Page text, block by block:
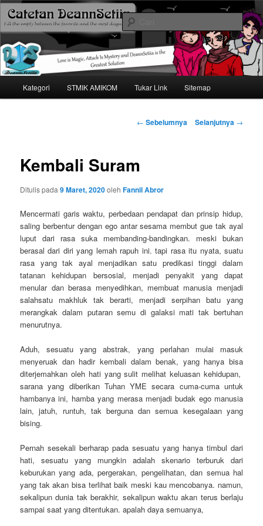
Catetan DS
Mari bermimpi dan ciptakan kehendak
Cari
Langsung
utama
Kategori STMIK AMIKOM Tukar Link Sitemap
Navigasi
← Sebelumnya Selanjutnya →
Kembali Suram
Ditulis pada9 Maret, 2020olehFannil Abror
Mencermati garis waktu, perbedaan pendapat dan prinsip hidup,
saling berbentur dengan ego antar sesama membut gue tak ayal
luput dari rasa suka membanding-bandingkan. meski bukan
berasal dari diri yang lemah rapuh ini. tapi rasa itu nyata, suatu
rasa yang tak ayal menjadikan satu predikasi tinggi dalam
tatanan kehidupan bersosial, menjadi penyakit yang dapat
menular dan berasa menyedihkan, membuat manusia menjadi
salahsatu makhluk tak berarti, menjadi serpihan batu yang
merangkak dalam putaran semu di galaksi mati tak bertuhan
menurutnya.
Aduh, sesuatu yang abstrak, yang perlahan mulai masuk
menyeruak dan hadir kembali dalam benak, yang hanya bisa
diterjemahkan oleh hati yang sulit melihat keluasan kehidupan,
sarana yang diberikan Tuhan YME secara cuma-cuma untuk
hambanya ini, hamba yang merasa menjadi budak ego manusia
lain, jatuh, runtuh, tak berguna dan semua kesegalaan yang
bising.
Pernah sesekali berharap pada sesuatu yang hanya timbul dari
hati, sesuatu yang mungkin adalah skenario terburuk dari
keburukan yang ada, pergerakan, pengelihatan, dan semua hal
yang tak akan bisa terlihat baik meski kau mencobanya. namun,
sekalipun dunia tak berakhir, sekalipun waktu akan terus berlaju
sampai saat yang ditentukan. apalah daya semuanya,